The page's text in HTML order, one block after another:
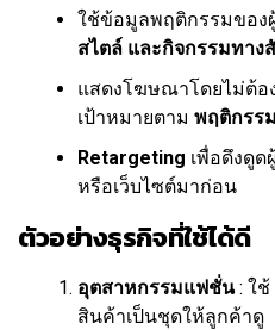
ใช้ข้อมูลพฤติกรรมของ
สไตล์ และกิจกรรมทาง
แสดงโฆษณาโดยไม่ต้อ
เป้าหมายตาม พฤติกรร
Retargeting เพื่อดึงดู
หรือเว็บไซต์มาก่อน
ตัวอย่างธุรกิจที่ใช้ได้ดี
อุตสาหกรรมแฟชั่น: ใช้
สินค้าเป็นชุดให้ลูกค้าดู